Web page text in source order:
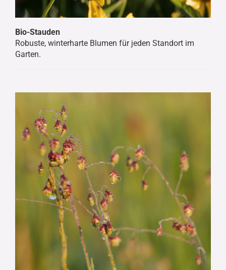
Bio-Stauden
Robuste, winterharte Blumen für jeden Standort im
Garten.